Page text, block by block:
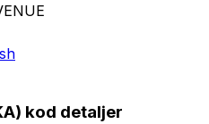
kod detaljer